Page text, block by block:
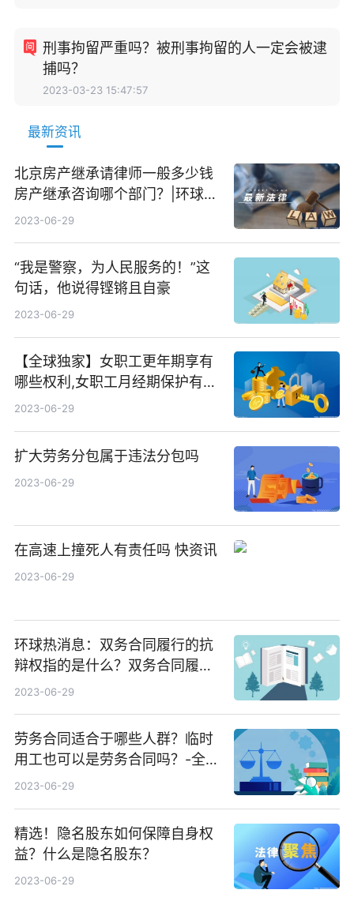
刑事拘留严重吗？被刑事拘留的人一定会被逮
捕吗？
2023-03-23 15:47:57
最新资讯
北京房产继承请律师一般多少钱
房产继承咨询哪个部门？|环球报
资讯
2023-06-29
“我是警察，为人民服务的！”这
句话，他说得铿锵且自豪
2023-06-29
【全球独家】女职工更年期享有
哪些权利,女职工月经期保护有哪
些
2023-06-29
扩大劳务分包属于违法分包吗
2023-06-29
在高速上撞死人有责任吗 快资讯
2023-06-29
环球热消息：双务合同履行的抗
辩权指的是什么？双务合同履行
抗辩权的内容
2023-06-29
劳务合同适合于哪些人群？临时
用工也可以是劳务合同吗？-全球
热点
2023-06-29
精选！隐名股东如何保障自身权
益？什么是隐名股东？
2023-06-29